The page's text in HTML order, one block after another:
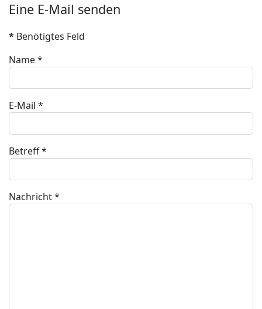
Eine E-Mail senden
* Benötigtes Feld
Name*
E-Mail *
Betreff*
Nachricht*